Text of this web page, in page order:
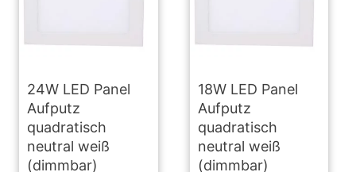
24W LED Panel
Aufputz
quadratisch
neutral weiß
(dimmbar)
18W LED Panel
Aufputz
quadratisch
neutral weiß
(dimmbar)